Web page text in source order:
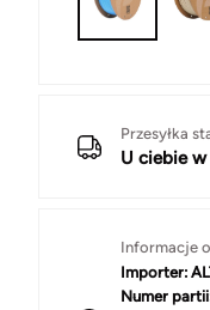
Przesyłka
U ciebie w
Informacje
Importer:
Numer